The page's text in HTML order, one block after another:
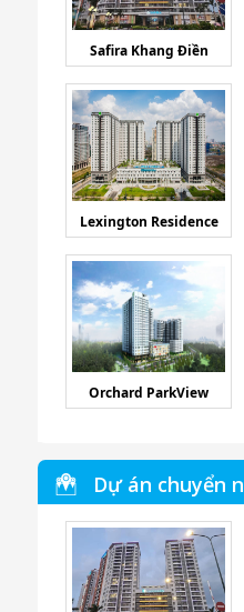
Safira Khang Điền
Lexington Residence
Orchard ParkView
Dự án chuyển